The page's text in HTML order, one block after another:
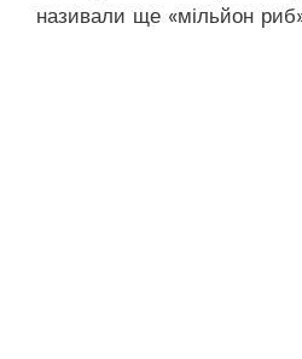
називали ще «мільйон